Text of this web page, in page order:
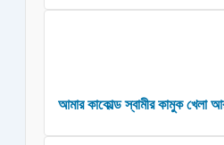
আমার কাকোল্ড স্বামীর কামুক খেলা